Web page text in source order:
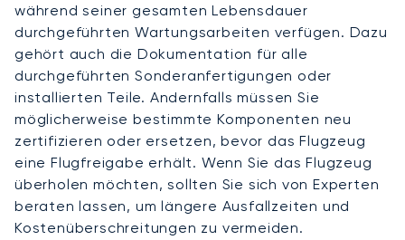
während seiner gesamten Lebensdauer
durchgeführten Wartungsarbeiten verfügen. Dazu
gehört auch die Dokumentation für alle
durchgeführten Sonderanfertigungen oder
installierten Teile. Andernfalls müssen Sie
möglicherweise bestimmte Komponenten neu
zertifizieren oder ersetzen, bevor das Flugzeug
eine Flugfreigabe erhält. Wenn Sie das Flugzeug
überholen möchten, sollten Sie sich von Experten
beraten lassen, um längere Ausfallzeiten und
Kostenüberschreitungen zu vermeiden.